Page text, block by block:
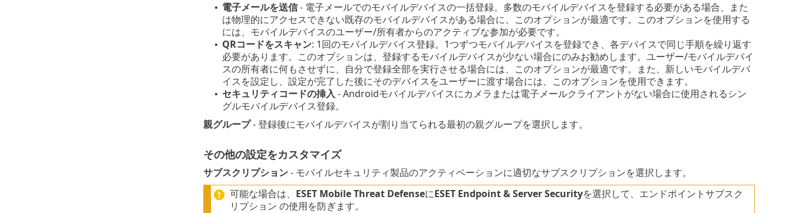
• 電子メールを送信- 電子メールでのモバイルデバイスの一括登録。多数のモバイルデバイスを登録する必要がある場合、また
は物理的にアクセスできない既存のモバイルデバイスがある場合に、このオプションが最適です。このオプションを使用する
には、モバイルデバイスのユーザー/所有者からのアクティブな参加が必要です。
• QRコードをスキャン: 1回のモバイルデバイス登録。1つずつモバイルデバイスを登録でき、各デバイスで同じ手順を繰り返す
必要があります。このオプションは、登録するモバイルデバイスが少ない場合にのみお勧めします。ユーザー/モバイルデバイ
スの所有者に何もさせずに、自分で登録全部を実行させる場合には、このオプションが最適です。また、新しいモバイルデバ
イスを設定し、設定が完了した後にそのデバイスをユーザーに渡す場合には、このオプションを使用できます。
• セキュリティコードの挿入 - Androidモバイルデバイスにカメラまたは電子メールクライアントがない場合に使用されるシン
グルモバイルデバイス登録。
親グループ- 登録後にモバイルデバイスが割り当てられる最初の親グループを選択します。
その他の設定をカスタマイズ
サブスクリプション- モバイルセキュリティ製品のアクティベーションに適切なサブスクリプションを選択します。
可能な場合は、 ESET Mobile Threat DefenseにESET Endpoint & Server Securityを選択して、エンドポイントサブスク
リプション の使用を防ぎます。